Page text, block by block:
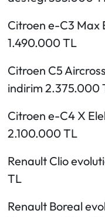
Citroen e-C3 Max
1.490.000 TL
Citroen C5
indirim 2.375.000
Citroen e-C4 X
2.100.000 TL
Renault Clio
TL
Renault Boreal